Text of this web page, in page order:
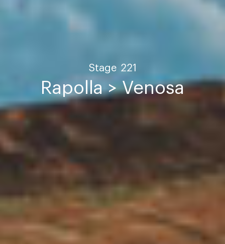
Stage 221
Rapolla > Venosa